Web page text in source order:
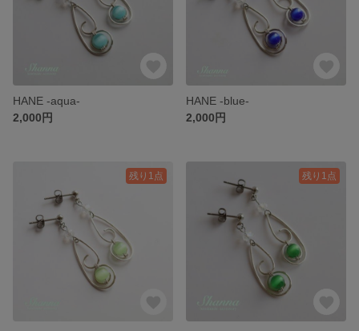
HANE -aqua-
2,000円
HANE -blue-
2,000円
残り1点 残り1点